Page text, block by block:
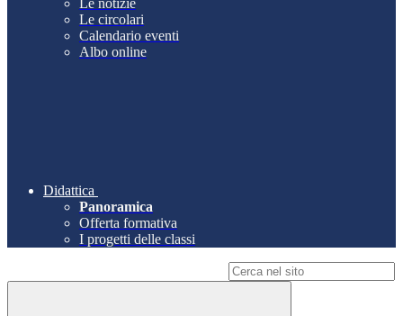
Le notizie
Le circolari
Calendario eventi
Albo online
Didattica
Panoramica
Offerta formativa
I progetti delle classi